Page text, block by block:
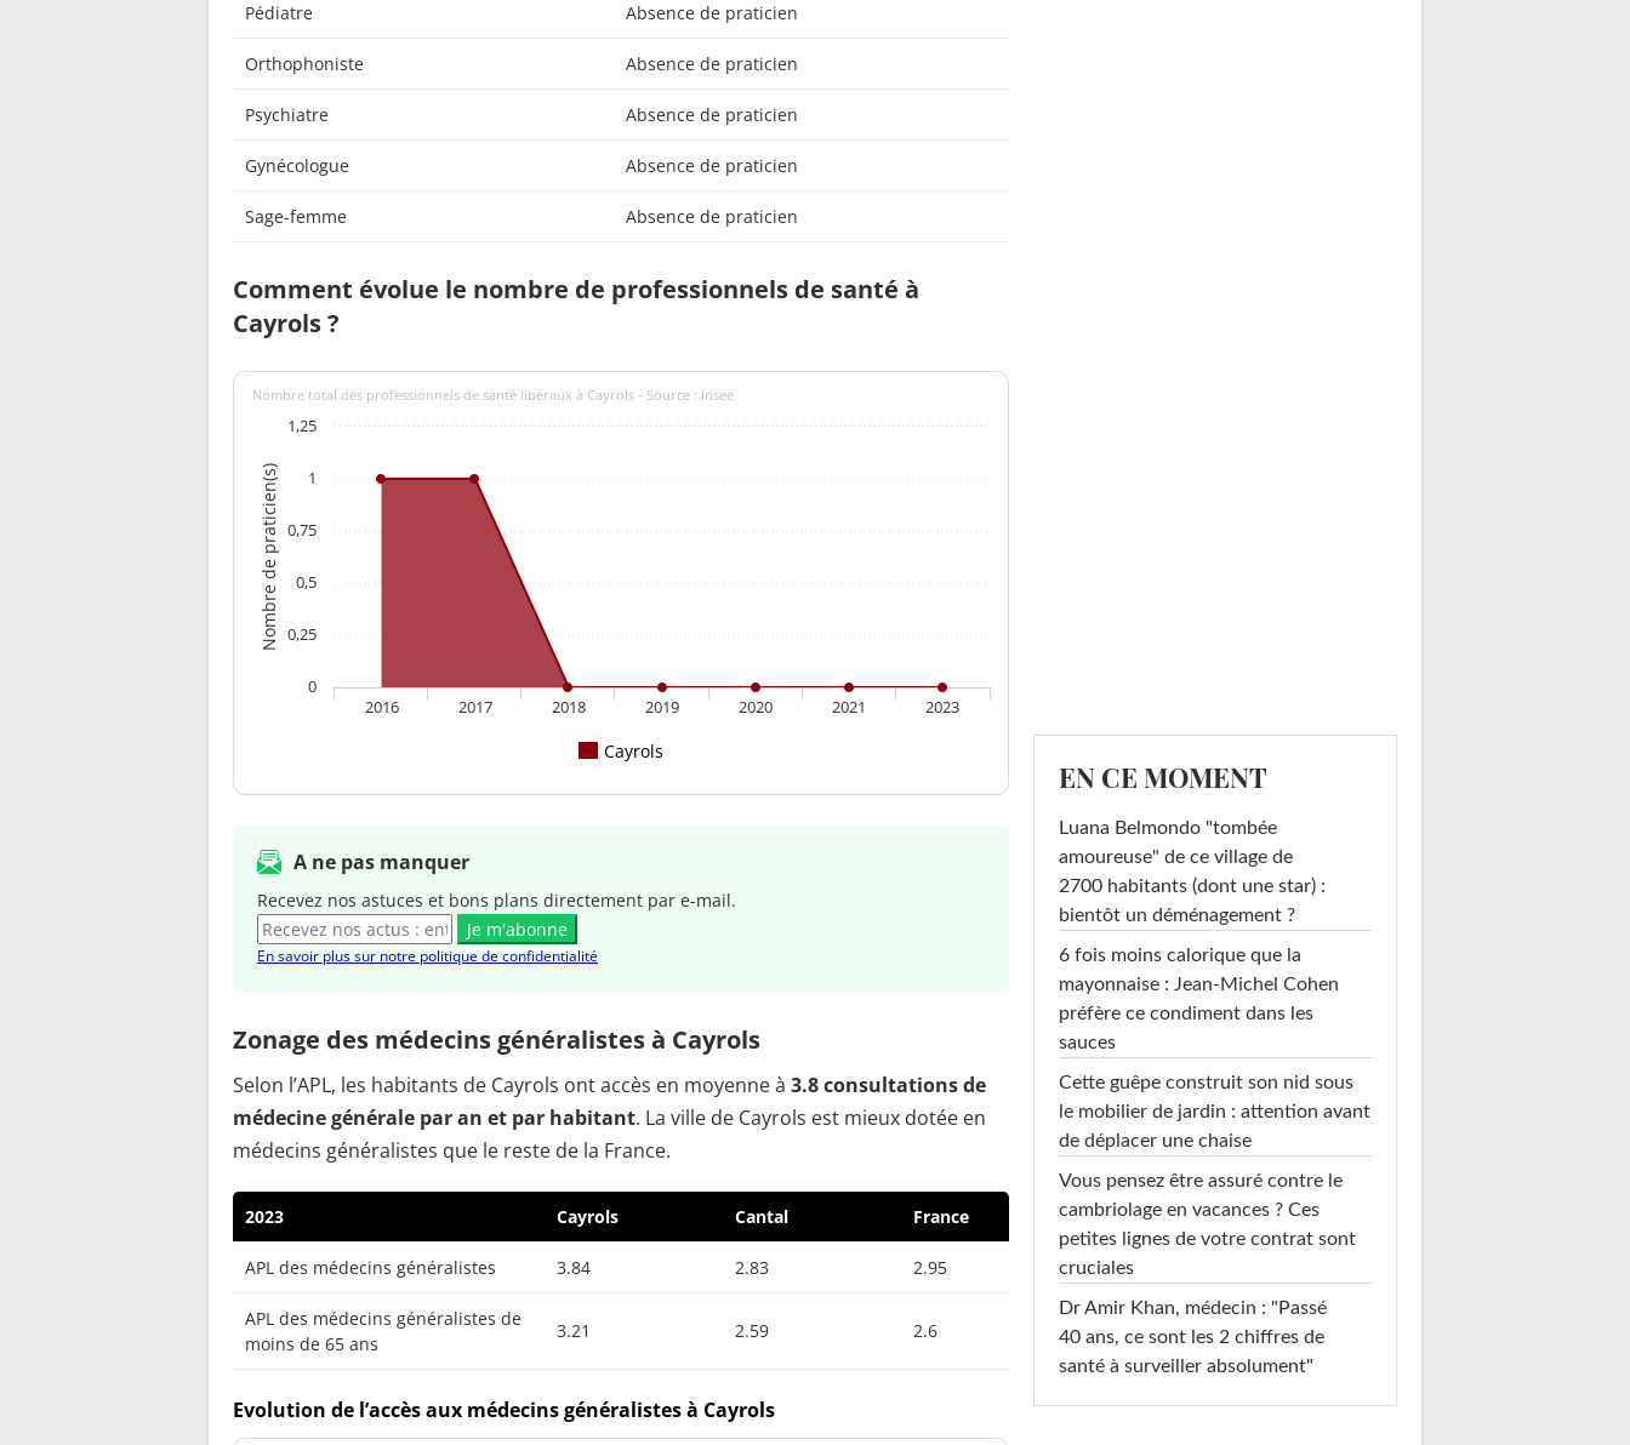
Pédiatre Absence de praticien
Orthophoniste Absence de praticien
Psychiatre Absence de praticien
Gynécologue Absence de praticien
Sage-femme Absence de praticien
Comment évolue le nombre de professionnels de santé à
Cayrols ?
Nombre de praticien(s)
Nombre total des professionnels de santé libéraux à Cayrols - Source : Insee
Cayrols
2016 2017 2018 2019 2020 2021 2023
0
0,25
0,5
0,75
1
1,25
A ne pas manquer
Recevez nos astuces et bons plans directement par e-mail.
Je m'abonne
En savoir plus sur notre politique de confidentialité
Zonage des médecins généralistes à Cayrols
Selon l’APL, les habitants de Cayrols ont accès en moyenne à 3.8 consultations de
médecine générale par an et par habitant. La ville de Cayrols est mieux dotée en
médecins généralistes que le reste de la France.
2023 Cayrols Cantal France
APL des médecins généralistes 3.84 2.83 2.95
APL des médecins généralistes de
moins de 65 ans
3.21 2.59 2.6
Evolution de l’accès aux médecins généralistes à Cayrols
EN CE MOMENT
Luana Belmondo "tombée
amoureuse" de ce village de
2700 habitants (dont une star) :
bientôt un déménagement ?
6 fois moins calorique que la
mayonnaise : Jean-Michel Cohen
préfère ce condiment dans les
sauces
Cette guêpe construit son nid sous
le mobilier de jardin : attention avant
de déplacer une chaise
Vous pensez être assuré contre le
cambriolage en vacances ? Ces
petites lignes de votre contrat sont
cruciales
Dr Amir Khan, médecin : "Passé
40 ans, ce sont les 2 chiffres de
santé à surveiller absolument"